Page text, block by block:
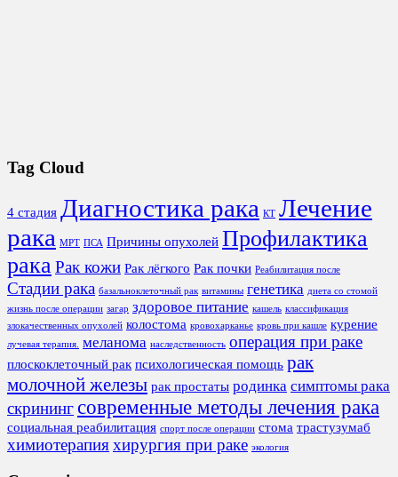
Tag Cloud
4 стадия Диагностика рака КТ Лечение
рака МРТ ПСА Причины опухолей Профилактика
ракаРак кожи Рак лёгкого Рак почки Реабилитация после
Стадии рака базальноклеточный рак витамины генетика диета со стомой
жизнь после операции загар здоровое питание кашель классификация
злокачественных опухолей колостома кровохарканье кровь при кашле курение
лучевая терапия. меланома наследственность операция при раке
плоскоклеточный рак психологическая помощь рак
молочной железы рак простаты родинка симптомы рака
скринингсовременные методы лечения рака
социальная реабилитация спорт после операции стома трастузумаб
химиотерапияхирургия при раке экология